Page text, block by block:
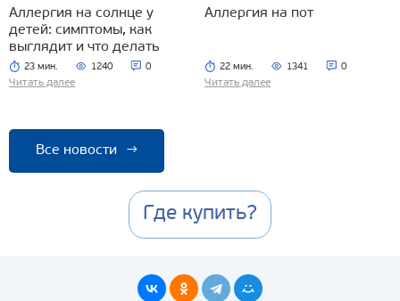
Аллергия на солнце у
детей: симптомы, как
выглядит и что делать
23 мин. 1240 0
Читать далее
Аллергия на пот
22 мин. 1341 0
Читать далее
Все новости →
Где купить?